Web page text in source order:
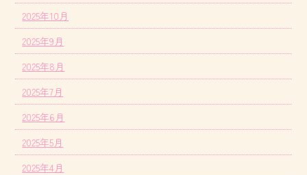
2025年10月
2025年9月
2025年8月
2025年7月
2025年6月
2025年5月
2025年4月